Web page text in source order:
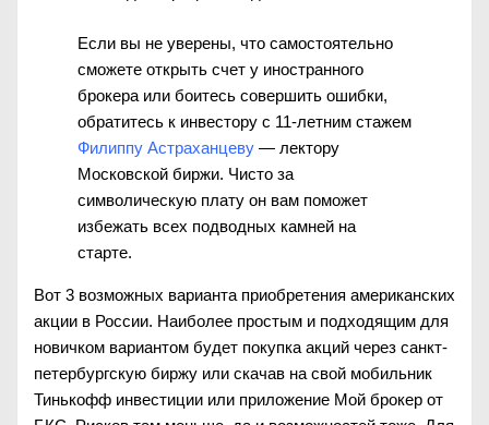
Если вы не уверены, что самостоятельно
сможете открыть счет у иностранного
брокера или боитесь совершить ошибки,
обратитесь к инвестору с 11-летним стажем
Филиппу Астраханцеву — лектору
Московской биржи. Чисто за
символическую плату он вам поможет
избежать всех подводных камней на
старте.
Вот 3 возможных варианта приобретения американских
акции в России. Наиболее простым и подходящим для
новичком вариантом будет покупка акций через санкт-
петербургскую биржу или скачав на свой мобильник
Тинькофф инвестиции или приложение Мой брокер от